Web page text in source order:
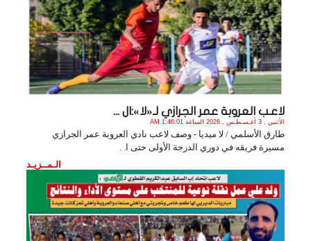
لاعـب العروبة عمر الجرازي لـ«لا»:ال ...
الأثنين , 3 أغـسـطـس , 2026 الساعة 1:46:01 AM
طارق الأسلمي / لا ميديا - وصف لاعب نادي العروبة عمر الجرازي
مسيرة فريقه في دوري الدرجة الأولى حتى ا. .
الـمــزيـد